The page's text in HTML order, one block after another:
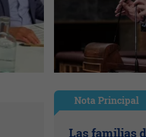
Nota Principal
Las familias